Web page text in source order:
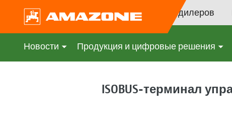
Поиск дилеров
Новости Продукция и цифровые решения
ISOBUS-терминал